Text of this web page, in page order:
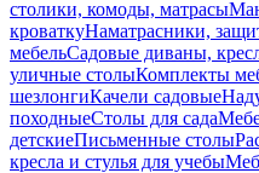
столики, комоды, матрасы
кроваткуНаматрасники,
мебельСадовые диваны,
уличные столыКомплекты
шезлонгиКачели садовые
походныеСтолы для сада
детскиеПисьменные столы
кресла и стулья для учебы